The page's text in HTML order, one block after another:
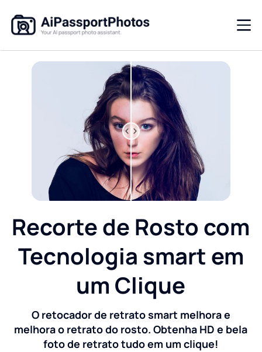
Recorte de Rosto com
Tecnologia smart em
um Clique
O retocador de retrato smart melhora e
melhora o retrato do rosto. Obtenha HD e bela
foto de retrato tudo em um clique!